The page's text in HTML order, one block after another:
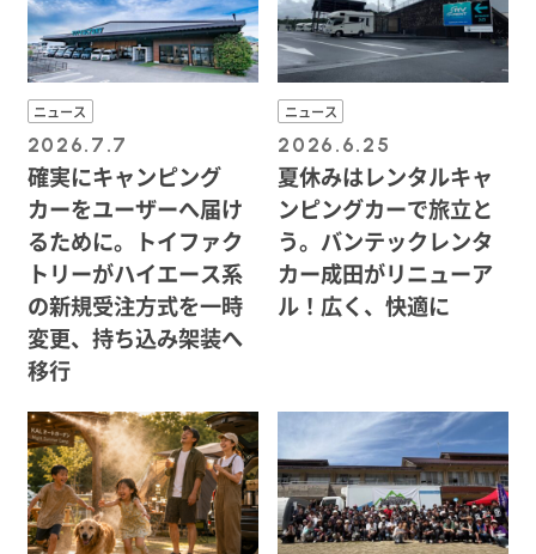
ニュース
2026.7.7
確実にキャンピング
カーをユーザーへ届け
るために。トイファク
トリーがハイエース系
の新規受注方式を一時
変更、持ち込み架装へ
移行
ニュース
2026.6.25
夏休みはレンタルキャ
ンピングカーで旅立と
う。バンテックレンタ
カー成田がリニューア
ル！広く、快適に